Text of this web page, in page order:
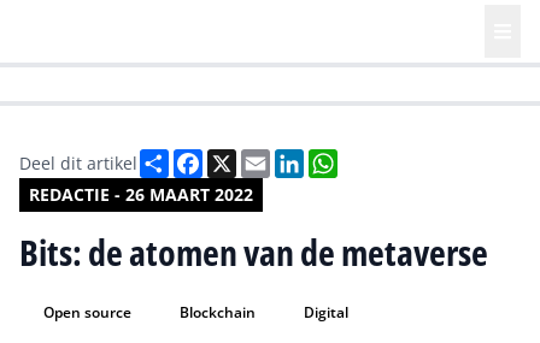
REDACTIE - 26 MAART 2022
Deel dit artikel DeelFacebook
X EmailLinkedIn
Bits: de atomen van de metaverse
Open source Blockchain
Digital